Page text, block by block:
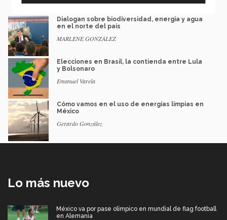
Dialogan sobre biodiversidad, energía y agua
en el norte del país
MARLENE GONZÁLEZ
Elecciones en Brasil, la contienda entre Lula
y Bolsonaro
Emanuel Varela
Cómo vamos en el uso de energías limpias en
México
Gerardo González
Lo más nuevo
México va por pase olímpico en mundial de flag football
en Alemania